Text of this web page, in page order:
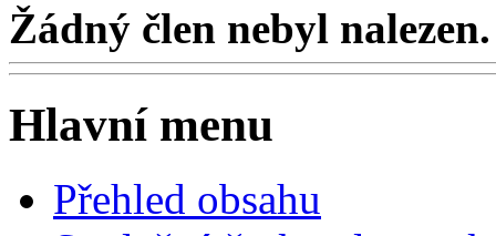
Žádný člen nebyl nalezen.
Hlavní menu
Přehled obsahu